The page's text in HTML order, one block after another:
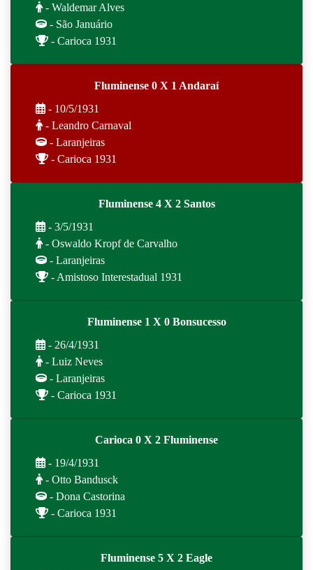
- Waldemar Alves
- São Januário
- Carioca 1931
Fluminense 0 X 1 Andaraí
- 10/5/1931
- Leandro Carnaval
- Laranjeiras
- Carioca 1931
Fluminense 4 X 2 Santos
- 3/5/1931
- Oswaldo Kropf de Carvalho
- Laranjeiras
- Amistoso Interestadual 1931
Fluminense 1 X 0 Bonsucesso
- 26/4/1931
- Luiz Neves
- Laranjeiras
- Carioca 1931
Carioca 0 X 2 Fluminense
- 19/4/1931
- Otto Bandusck
- Dona Castorina
- Carioca 1931
Fluminense 5 X 2 Eagle